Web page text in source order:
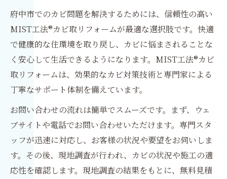
府中市でのカビ問題を解決するためには、信頼性の高い
MIST工法®カビ取リフォームが最適な選択肢です。快適
で健康的な住環境を取り戻し、カビに悩まされることな
く安心して生活できるようになります。MIST工法®カビ
取リフォームは、効果的なカビ対策技術と専門家による
丁寧なサポート体制を備えています。
お問い合わせの流れは簡単でスムーズです。まず、ウェ
ブサイトや電話でお問い合わせいただけます。専門スタ
ッフが迅速に対応し、お客様の状況や要望をお伺いしま
す。その後、現地調査が行われ、カビの状況や施工の適
応性を確認します。現地調査の結果をもとに、無料見積